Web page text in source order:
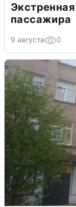
пассажира
9 августа 0